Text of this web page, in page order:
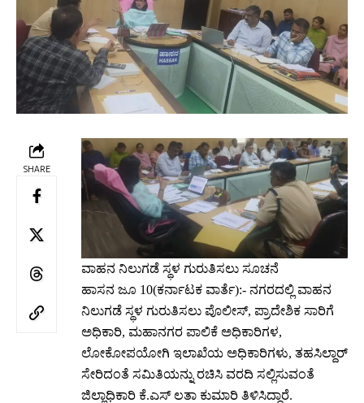
SHARE
ವಾಹನ ನಿಲುಗಡೆ ಸ್ಥಳ ಗುರುತಿಸಲು ಸೂಚನೆ
ಹಾಸನ ಜೂ 10(ಕರ್ನಾಟಕ ವಾರ್ತೆ):- ನಗರದಲ್ಲಿ ವಾಹನ
ನಿಲುಗಡೆ ಸ್ಥಳ ಗುರುತಿಸಲು ಪೊಲೀಸ್, ಪ್ರಾದೇಶಿಕ ಸಾರಿಗೆ
ಅಧಿಕಾರಿ, ಮಹಾನಗರ ಪಾಲಿಕೆ ಅಧಿಕಾರಿಗಳ,
ಲೋಕೋಪಯೋಗಿ ಇಲಾಖೆಯ ಅಧಿಕಾರಿಗಳು, ತಹಸಿಲ್ದಾರ್
ಸೇರಿದಂತೆ ಸಮಿತಿಯನ್ನು ರಚಿಸಿ ವರದಿ ಸಲ್ಲಿಸುವಂತೆ
ಜಿಲ್ಲಾಧಿಕಾರಿ ಕೆ.ಎಸ್ ಲತಾ ಕುಮಾರಿ ತಿಳಿಸಿದ್ದಾರೆ.